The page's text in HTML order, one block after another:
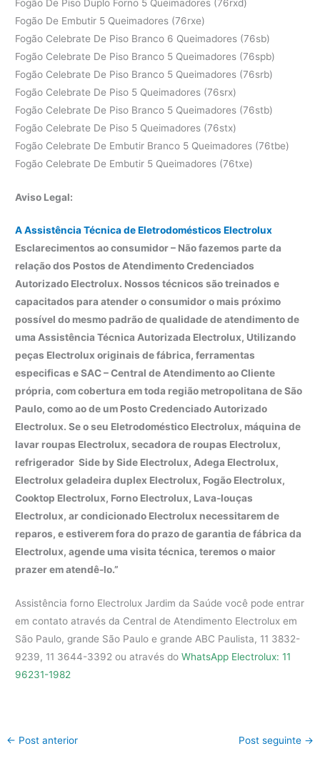
Fogão De Piso Duplo Forno 5 Queimadores (76rxd)
Fogão De Embutir 5 Queimadores (76rxe)
Fogão Celebrate De Piso Branco 6 Queimadores (76sb)
Fogão Celebrate De Piso Branco 5 Queimadores (76spb)
Fogão Celebrate De Piso Branco 5 Queimadores (76srb)
Fogão Celebrate De Piso 5 Queimadores (76srx)
Fogão Celebrate De Piso Branco 5 Queimadores (76stb)
Fogão Celebrate De Piso 5 Queimadores (76stx)
Fogão Celebrate De Embutir Branco 5 Queimadores (76tbe)
Fogão Celebrate De Embutir 5 Queimadores (76txe)
Aviso Legal:
A Assistência Técnica de Eletrodomésticos Electrolux
Esclarecimentos ao consumidor – Não fazemos parte da
relação dos Postos de Atendimento Credenciados
Autorizado Electrolux. Nossos técnicos são treinados e
capacitados para atender o consumidor o mais próximo
possível do mesmo padrão de qualidade de atendimento de
uma Assistência Técnica Autorizada Electrolux, Utilizando
peças Electrolux originais de fábrica, ferramentas
especificas e SAC – Central de Atendimento ao Cliente
própria, com cobertura em toda região metropolitana de São
Paulo, como ao de um Posto Credenciado Autorizado
Electrolux. Se o seu Eletrodoméstico Electrolux, máquina de
lavar roupas Electrolux, secadora de roupas Electrolux,
refrigerador Side by Side Electrolux, Adega Electrolux,
Electrolux geladeira duplex Electrolux, Fogão Electrolux,
Cooktop Electrolux, Forno Electrolux, Lava-louças
Electrolux, ar condicionado Electrolux necessitarem de
reparos, e estiverem fora do prazo de garantia de fábrica da
Electrolux, agende uma visita técnica, teremos o maior
prazer em atendê-lo.”
Assistência forno Electrolux Jardim da Saúde você pode entrar
em contato através da Central de Atendimento Electrolux em
São Paulo, grande São Paulo e grande ABC Paulista, 11 3832-
9239, 11 3644-3392 ou através doWhatsApp Electrolux: 11
96231-1982
← Post anterior Post seguinte →